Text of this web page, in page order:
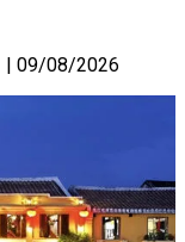
09/08/2026